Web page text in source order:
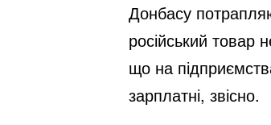
Донбасу
російський товар
що на
зарплатні, звісно.